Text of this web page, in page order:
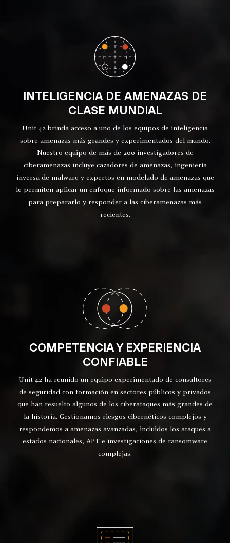
INTELIGENCIA DE AMENAZAS DE
CLASE MUNDIAL
Unit 42 brinda acceso a uno de los equipos de inteligencia
sobre amenazas más grandes y experimentados del mundo.
Nuestro equipo de más de 200 investigadores de
ciberamenazas incluye cazadores de amenazas, ingeniería
inversa de malware y expertos en modelado de amenazas que
le permiten aplicar un enfoque informado sobre las amenazas
para prepararlo y responder a las ciberamenazas más
recientes.
COMPETENCIA Y EXPERIENCIA
CONFIABLE
Unit 42 ha reunido un equipo experimentado de consultores
de seguridad con formación en sectores públicos y privados
que han resuelto algunos de los ciberataques más grandes de
la historia. Gestionamos riesgos cibernéticos complejos y
respondemos a amenazas avanzadas, incluidos los ataques a
estados nacionales, APT e investigaciones de ransomware
complejas.